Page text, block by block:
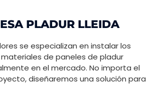
PLADUR LLEIDA
se especializan en instalar los
de paneles de pladur
en el mercado. No importa el
diseñaremos una solución para